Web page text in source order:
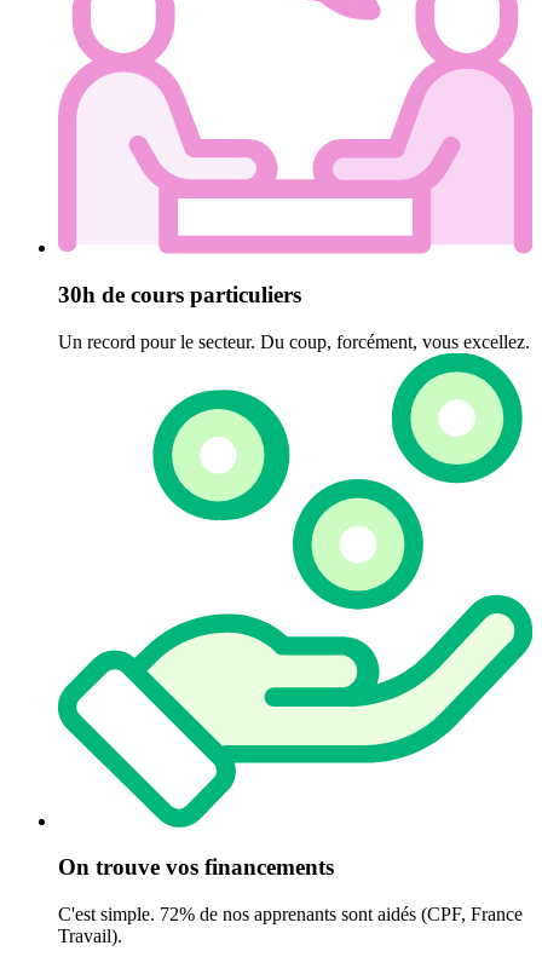
30h de cours particuliers
Un record pour le secteur. Du coup, forcément, vous excellez.
On trouve vos financements
C'est simple. 72% de nos apprenants sont aidés (CPF, France
Travail).